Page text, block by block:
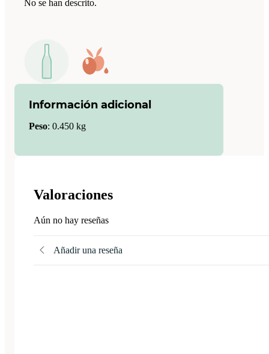
No se han descrito.
Información adicional
Peso: 0.450 kg
Valoraciones
Aún no hay reseñas
Añadir una reseña